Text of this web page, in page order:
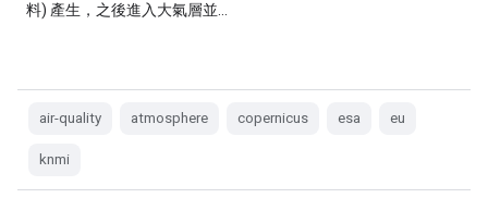
料) 產生，之後進入大氣層並…
air-quality atmosphere copernicus esa eu
knmi